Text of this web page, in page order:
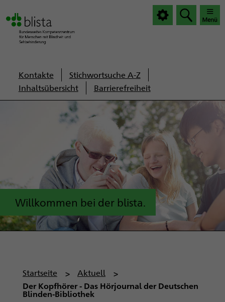
Servicenavigation
Kontakte
Stichwortsuche A-Z
Inhaltsübersicht
Barrierefreiheit
Willkommen bei der blista.
P
f
a
Startseite
Aktuell
Der Kopfhörer - Das Hörjournal der Deutschen
Blinden-Bibliothek